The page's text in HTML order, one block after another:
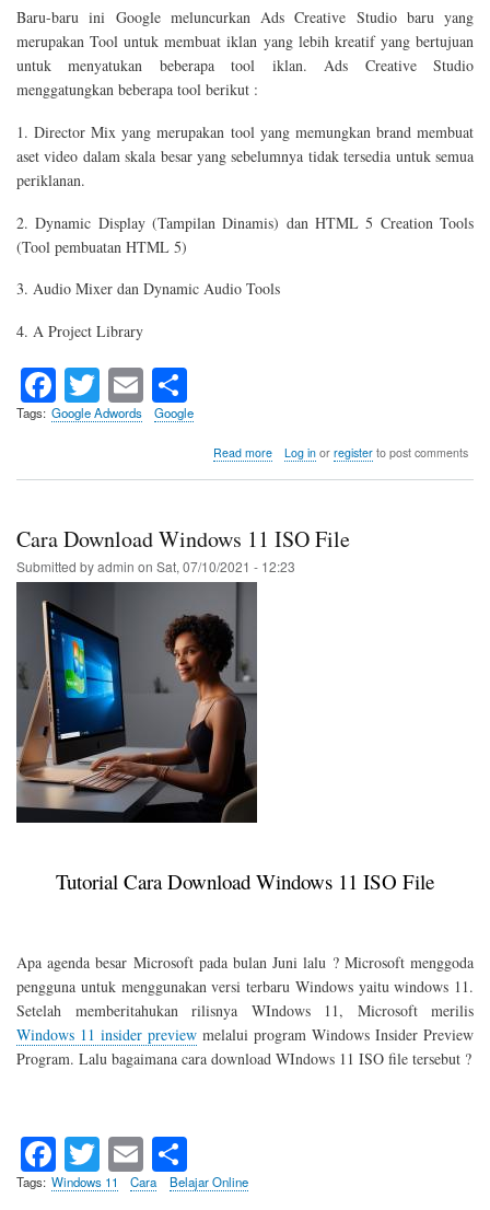
Baru-baru ini Google meluncurkan Ads Creative Studio baru yang
merupakan Tool untuk membuat iklan yang lebih kreatif yang bertujuan
untuk menyatukan beberapa tool iklan. Ads Creative Studio
menggatungkan beberapa tool berikut :
1. Director Mix yang merupakan tool yang memungkan brand membuat
aset video dalam skala besar yang sebelumnya tidak tersedia untuk semua
periklanan.
2. Dynamic Display (Tampilan Dinamis) dan HTML 5 Creation Tools
(Tool pembuatan HTML 5)
3. Audio Mixer dan Dynamic Audio Tools
4. A Project Library
Fa
ce
ok
T
wi
r
E
m ha
re
Tags Google Adwords Google
Read moreabout
Creative
Studio
Log inor registerto post comments
Cara Download Windows 11 ISO File
Submitted byadmin on Sat, 07/10/2021 - 12:23
Tutorial Cara Download Windows 11 ISO File
Apa agenda besar Microsoft pada bulan Juni lalu ? Microsoft menggoda
pengguna untuk menggunakan versi terbaru Windows yaitu windows 11.
Setelah memberitahukan rilisnya WIndows 11, Microsoft merilis
Windows 11 insider preview melalui program Windows Insider Preview
Program. Lalu bagaimana cara download WIndows 11 ISO file tersebut ?
Fa
ce
T
wi
E
m ha
Tags Windows 11 Cara Belajar Online